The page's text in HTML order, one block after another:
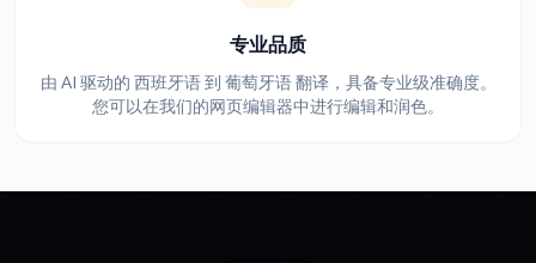
专业品质
由 AI 驱动的 西班牙语 到 葡萄牙语 翻译，具备专业级准确度。
您可以在我们的网页编辑器中进行编辑和润色。